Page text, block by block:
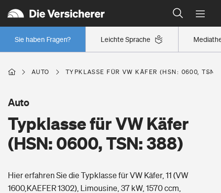
Leichte Sprache
Sie haben Fragen?
Wer versichert was: Jetzt Versicherer finden
Regionalklassen: So ist Ihre Region eingestuft
Wer versichert was: Jetzt Versicherer finden
Berufsunfähigkeitsversicherung
Erwerbsunfähigkeitsversicherung
Grundfähigkeitsversicherung
Wohnen
Freizeit
AUTO TYPKLASSE FÜR VW KÄFER (HSN: 0600, TSN:
Typklasse für VW Käfer
(HSN: 0600, TSN: 388)
Auto
Hier erfahren Sie die Typklasse für VW Käfer, 11 (VW
1600,KAEFER 1302), Limousine, 37 kW, 1570 ccm,